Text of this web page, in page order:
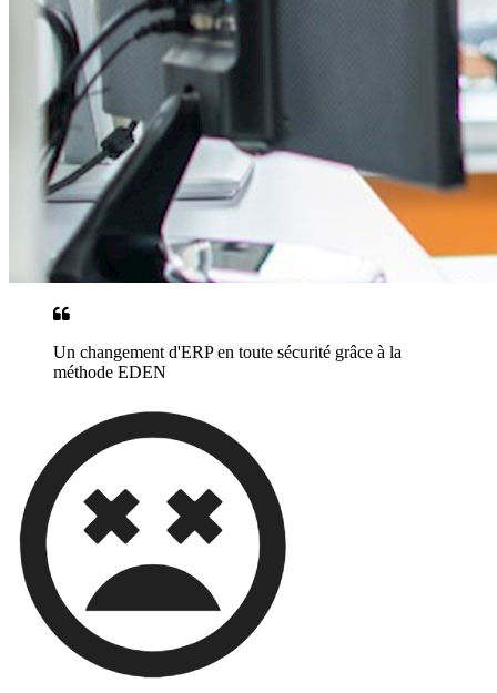
Un changement d'ERP en toute sécurité grâce à la
méthode EDEN